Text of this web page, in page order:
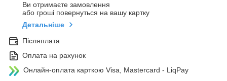
Ви отримаєте замовлення
або гроші повернуться на вашу картку
Детальніше
Післяплата
Оплата на рахунок
Онлайн-оплата карткою Visa, Mastercard - LiqPay